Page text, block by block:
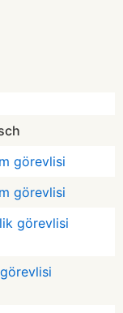
görevlisi
görevlisi
görevlisi